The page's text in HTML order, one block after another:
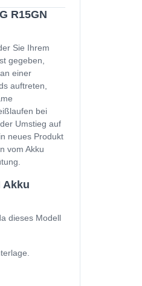
R15GN
Sie Ihrem
gegeben,
einer
auftreten,
bei
Umstieg auf
neues Produkt
vom Akku
Akku
dieses Modell